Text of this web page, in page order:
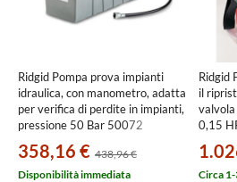
Ridgid Pompa prova impianti
idraulica, con manometro, adatta
per verifica di perdite in impianti,
pressione 50 Bar 50072
358,16 € 438,96 €
Disponibilità immediata
Ridgid
il
valvola
0,15
L/min
Circa